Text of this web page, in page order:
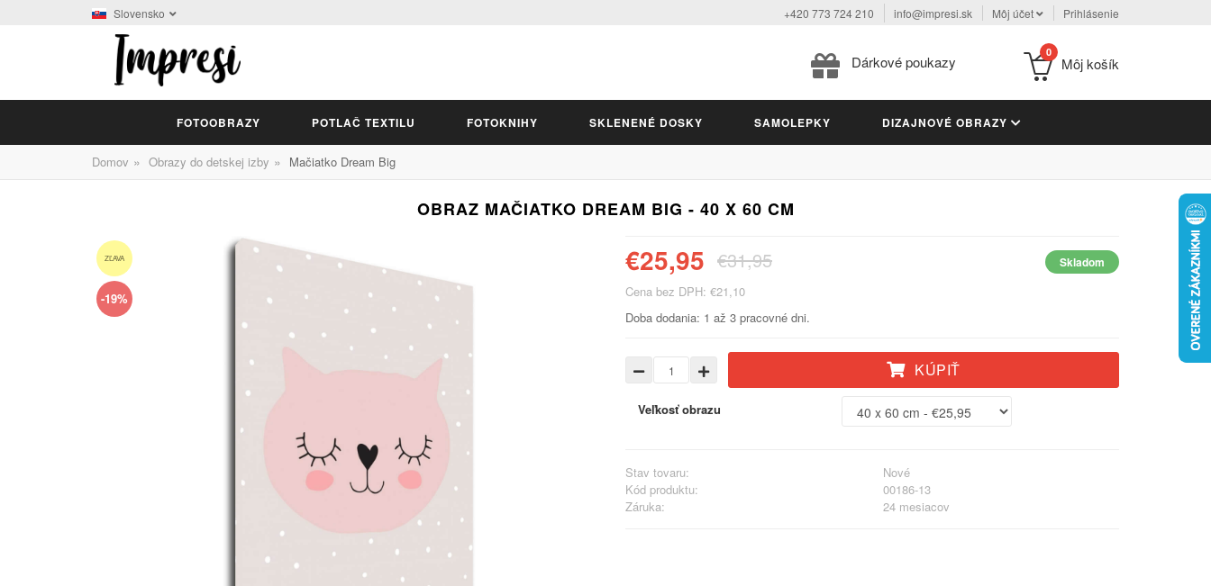
Slovensko +420 773 724 210 info@impresi.sk Môj účet Prihlásenie
Dárkové poukazy
0
Môj košík
FOTOOBRAZY POTLAČ TEXTILU FOTOKNIHY SKLENENÉ DOSKY SAMOLEPKY DIZAJNOVÉ OBRAZY
Domov » Obrazy do detskej izby » Mačiatko Dream Big
OBRAZ MAČIATKO DREAM BIG - 40 X 60 CM
ZĽAVA
-19%
€25,95 €31,95 Skladom
Cena bez DPH: €21,10
Doba dodania: 1 až 3 pracovné dni.
KÚPIŤ
Veľkosť obrazu
Stav tovaru:
Nové
Kód produktu:
00186-13
Záruka:
24 mesiacov